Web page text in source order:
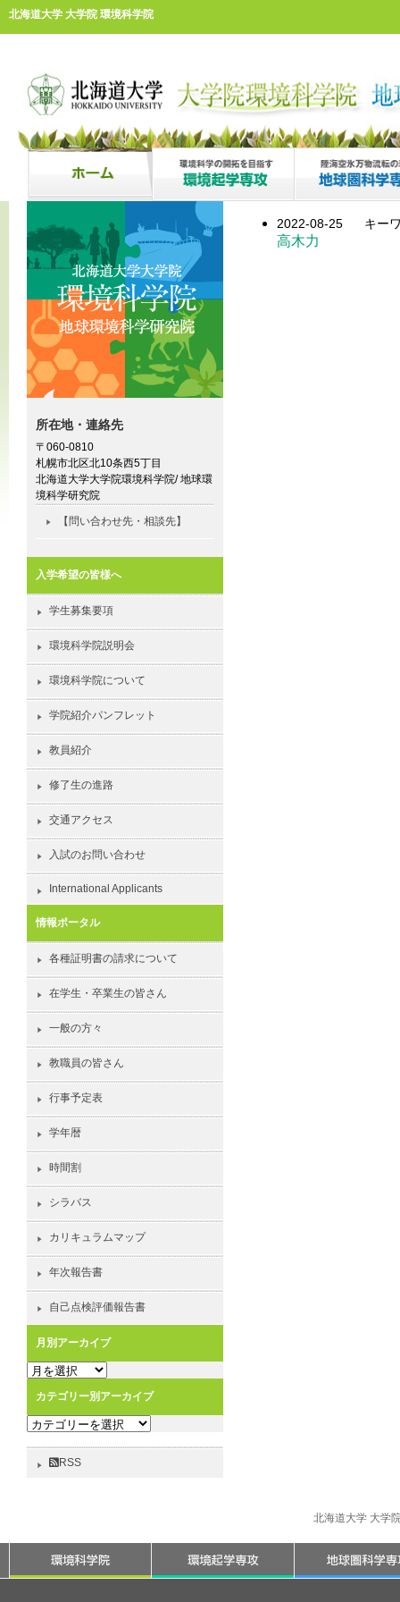
北海道大学 大学院 環境科学院
2022-08-25 キー
高木力
所在地・連絡先
〒060-0810
札幌市北区北10条西5丁目
北海道大学大学院環境科学院/ 地球環
境科学研究院
【問い合わせ先・相談先】
入学希望の皆様へ
学生募集要項
環境科学院説明会
環境科学院について
学院紹介パンフレット
教員紹介
修了生の進路
交通アクセス
入試のお問い合わせ
International Applicants
情報ポータル
各種証明書の請求について
在学生・卒業生の皆さん
一般の方々
教職員の皆さん
行事予定表
学年暦
時間割
シラバス
カリキュラムマップ
年次報告書
自己点検評価報告書
月別アーカイブ
月
ー
カ
イ
カテゴリー別アーカイブ
カ
ゴ
カ
RSS
北海道大学 大学